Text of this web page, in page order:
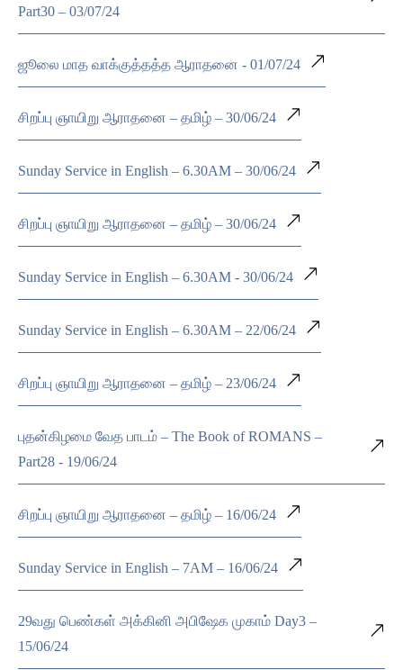
Part30 – 03/07/24
ஜூலை மாத வாக்குத்தத்த ஆராதனை - 01/07/24
சிறப்பு ஞாயிறு ஆராதனை – தமிழ் – 30/06/24
Sunday Service in English – 6.30AM – 30/06/24
சிறப்பு ஞாயிறு ஆராதனை – தமிழ் – 30/06/24
Sunday Service in English – 6.30AM - 30/06/24
Sunday Service in English – 6.30AM – 22/06/24
சிறப்பு ஞாயிறு ஆராதனை – தமிழ் – 23/06/24
புதன்கிழமை வேத பாடம் – The Book of ROMANS –
Part28 - 19/06/24
சிறப்பு ஞாயிறு ஆராதனை – தமிழ் – 16/06/24
Sunday Service in English – 7AM – 16/06/24
29வது பெண்கள் அக்கினி அபிஷேக முகாம் Day3 –
15/06/24